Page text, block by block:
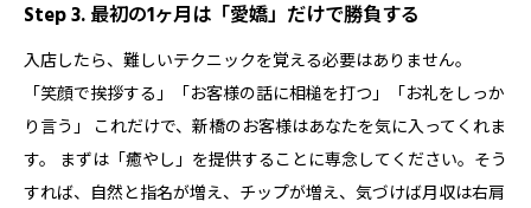
Step 3. 最初の1ヶ月は「愛嬌」だけで勝負する
入店したら、難しいテクニックを覚える必要はありません。
「笑顔で挨拶する」「お客様の話に相槌を打つ」「お礼をしっか
り言う」 これだけで、新橋のお客様はあなたを気に入ってくれま
す。 まずは「癒やし」を提供することに専念してください。そう
すれば、自然と指名が増え、チップが増え、気づけば月収は右肩